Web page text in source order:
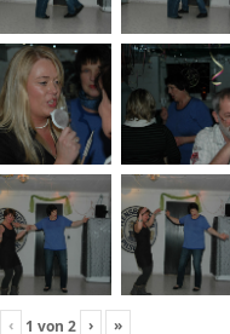
‹ 1 von 2 › »